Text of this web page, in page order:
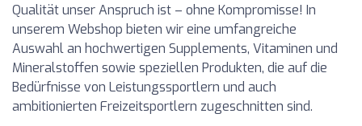
Qualität unser Anspruch ist – ohne Kompromisse! In
unserem Webshop bieten wir eine umfangreiche
Auswahl an hochwertigen Supplements, Vitaminen und
Mineralstoffen sowie speziellen Produkten, die auf die
Bedürfnisse von Leistungssportlern und auch
ambitionierten Freizeitsportlern zugeschnitten sind.